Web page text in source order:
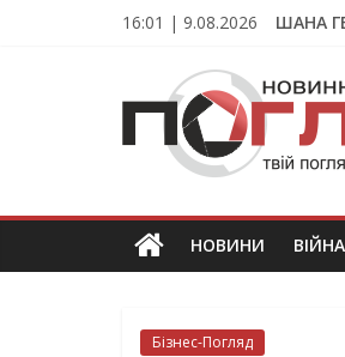
16:01 | 9.08.2026 ШАНА
ПОГЛЯД
Новини
Тернополя.
новини
та
НОВИНИ ВІЙНА
Бізнес-Погляд